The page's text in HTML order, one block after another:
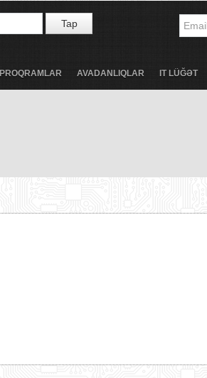
Tap
PROQRAMLAR AVADANLIQLAR IT LÜĞƏT